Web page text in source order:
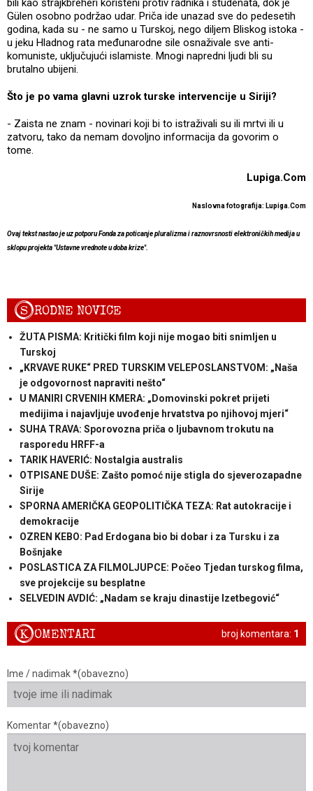
bili kao štrajkbreheri korišteni protiv radnika i studenata, dok je
Gülen osobno podržao udar. Priča ide unazad sve do pedesetih
godina, kada su - ne samo u Turskoj, nego diljem Bliskog istoka -
u jeku Hladnog rata međunarodne sile osnaživale sve anti-
komuniste, uključujući islamiste. Mnogi napredni ljudi bli su
brutalno ubijeni.
Što je po vama glavni uzrok turske intervencije u Siriji?
- Zaista ne znam - novinari koji bi to istraživali su ili mrtvi ili u
zatvoru, tako da nemam dovoljno informacija da govorim o
tome.
Lupiga.Com
Naslovna fotografija: Lupiga.Com
Ovaj tekst nastao je uz potporu Fonda za poticanje pluralizma i raznovrsnosti elektroničkih medija u
sklopu projekta "Ustavne vrednote u doba krize".
SRODNE NOVICE
ŽUTA PISMA: Kritički film koji nije mogao biti snimljen u
Turskoj
„KRVAVE RUKE“ PRED TURSKIM VELEPOSLANSTVOM: „Naša
je odgovornost napraviti nešto“
U MANIRI CRVENIH KMERA: „Domovinski pokret prijeti
medijima i najavljuje uvođenje hrvatstva po njihovoj mjeri“
SUHA TRAVA: Sporovozna priča o ljubavnom trokutu na
rasporedu HRFF-a
TARIK HAVERIĆ: Nostalgia australis
OTPISANE DUŠE: Zašto pomoć nije stigla do sjeverozapadne
Sirije
SPORNA AMERIČKA GEOPOLITIČKA TEZA: Rat autokracije i
demokracije
OZREN KEBO: Pad Erdogana bio bi dobar i za Tursku i za
Bošnjake
POSLASTICA ZA FILMOLJUPCE: Počeo Tjedan turskog filma,
sve projekcije su besplatne
SELVEDIN AVDIĆ: „Nadam se kraju dinastije Izetbegović“
broj komentara: 1
KOMENTARI
Ime / nadimak *(obavezno)
Komentar *(obavezno)